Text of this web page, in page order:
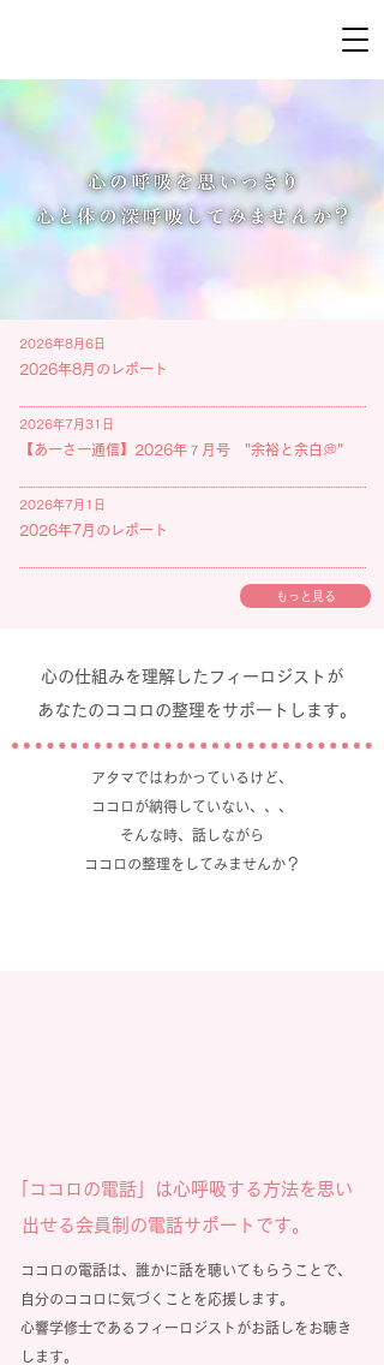
2026年8月6日
2026年8月のレポート
2026年7月31日
【あーさー通信】2026年７月号 "余裕と余白💭"
2026年7月1日
2026年7月のレポート
もっと見る
心の仕組みを理解したフィーロジストが
アタマではわかっているけど、
ココロが納得していない、、、
そんな時、話しながら
ココロの整理をしてみませんか？
あなたのココロの整理をサポートします。
「ココロの電話」は心呼吸する方法を思い
出せる会員制の電話サポートです。
ココロの電話は、誰かに話を聴いてもらうことで、
自分のココロに気づくことを応援します。
心響学修士であるフィーロジストがお話しをお聴き
します。